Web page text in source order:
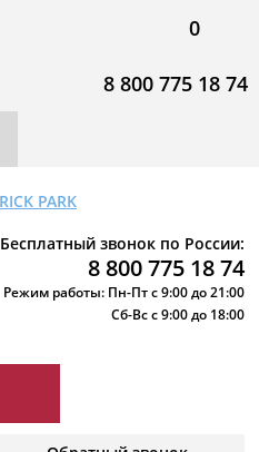
0
8 800 775 18 74
Бесплатный звонок по России:
8 800 775 18 74
Режим работы: Пн-Пт с 9:00 до 21:00
Сб-Вс с 9:00 до 18:00